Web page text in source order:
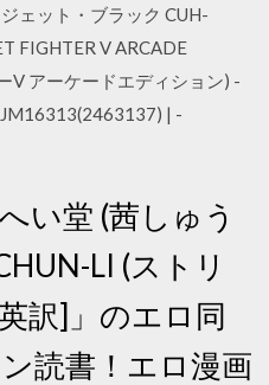
ェット・ブラック CUH-
FIGHTER V ARCADE
V アーケードエディション) -
| -
い堂 (茜しゅう
LI (ストリ
訳]」のエロ同
読書！エロ漫画